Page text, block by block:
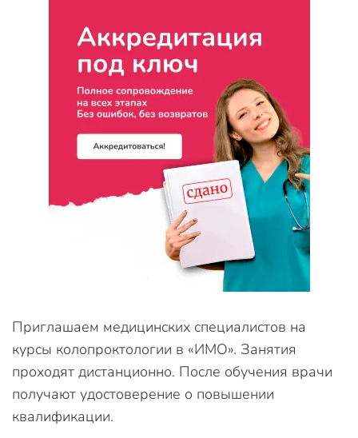
Приглашаем медицинских специалистов на
курсы колопроктологии в «ИМО». Занятия
проходят дистанционно. После обучения врачи
получают удостоверение о повышении
квалификации.